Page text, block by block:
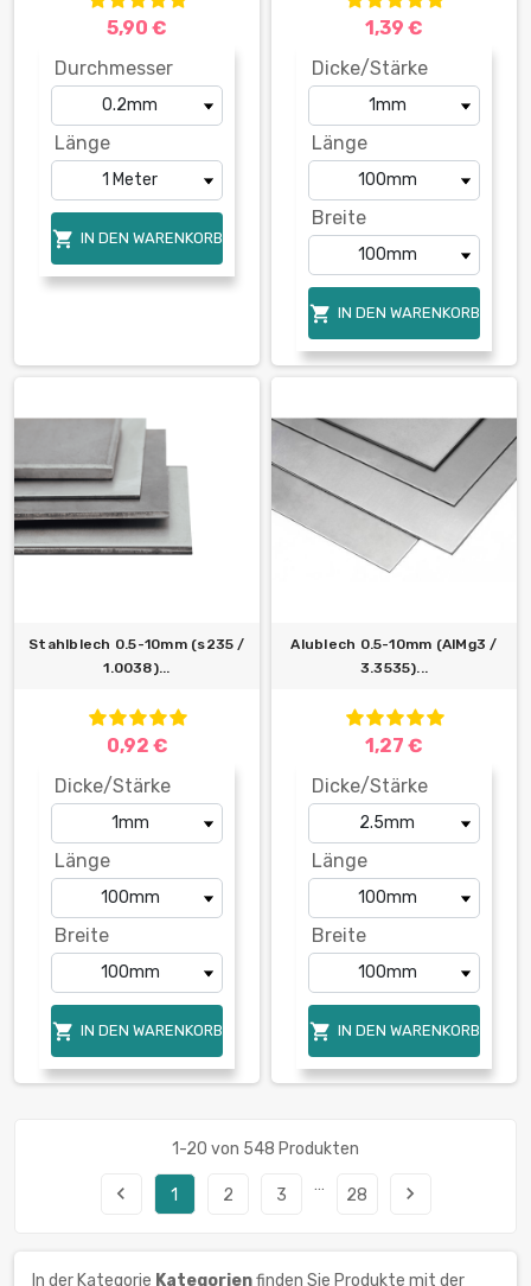
5,90 €
Durchmesser
Länge
 IN DEN WARENKORB
1,39 €
Dicke/Stärke
Länge
Breite
 IN DEN WARENKORB
Stahlblech 0.5-10mm (s235 /
1.0038)...
0,92 €
Dicke/Stärke
Länge
Breite
 IN DEN WARENKORB
Alublech 0.5-10mm (AlMg3 /
3.3535)...
1,27 €
Dicke/Stärke
Länge
Breite
 IN DEN WARENKORB
1-20 von 548 Produkten
navigate_before 1 2 3
…
28 navigate_next
In der Kategorie Kategorienfinden Sie Produkte mit der